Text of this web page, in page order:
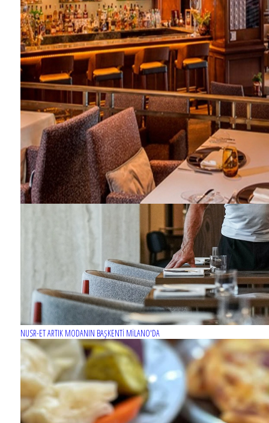
Barış Manço'nun mirasçıları mahkemede!
NUSR-ET ARTIK MODANIN BAŞKENTİ MİLANO'DA